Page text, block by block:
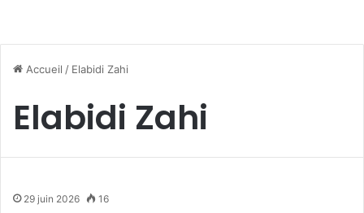
Accueil / Elabidi Zahi
Elabidi Zahi
29 juin 2026 16